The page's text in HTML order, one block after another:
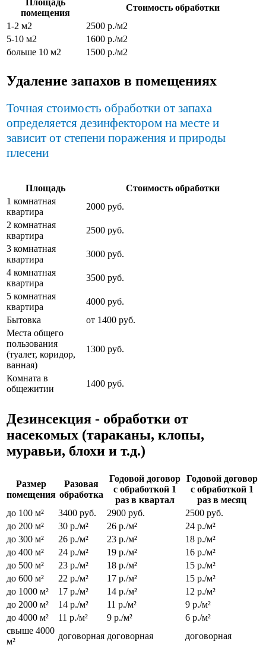
Площадь
помещения
Стоимость обработки
1-2 м2
2500 р./м2
5-10 м2
1600 р./м2
больше 10 м2
1500 р./м2
Удаление запахов в помещениях
Точная стоимость обработки от запаха
определяется дезинфектором на месте и
зависит от степени поражения и природы
плесени
Площадь
Стоимость обработки
1 комнатная
квартира
2000 руб.
2 комнатная
квартира
2500 руб.
3 комнатная
квартира
3000 руб.
4 комнатная
квартира
3500 руб.
5 комнатная
квартира
4000 руб.
Бытовка
от 1400 руб.
Места общего
пользования
(туалет, коридор,
ванная)
1300 руб.
Комната в
общежитии
1400 руб.
Дезинсекция - обработки от
насекомых (тараканы, клопы,
муравьи, блохи и т.д.)
Размер
помещения
Разовая
обработка
Годовой договор
с обработкой 1
раз в квартал
Годовой договор
с обработкой 1
раз в месяц
до 100 м²
3400 руб. 2900 руб.
2500 руб.
до 200 м²
30 р./м² 26 р./м²
24 р./м²
до 300 м²
26 р./м² 23 р./м²
18 р./м²
до 400 м²
24 р./м² 19 р./м²
16 р./м²
до 500 м²
23 р./м² 18 р./м²
15 р./м²
до 600 м²
22 р./м² 17 р./м²
15 р./м²
до 1000 м²
17 р./м² 14 р./м²
12 р./м²
до 2000 м²
14 р./м² 11 р./м²
9 р./м²
до 4000 м²
11 р./м² 9 р./м²
6 р./м²
свыше 4000
м²
договорная договорная договорная